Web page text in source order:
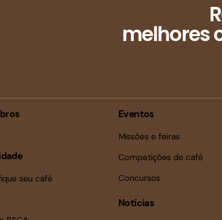
melhores
seu café
Eventos
Missões e feiras
Competições de café
Concursos
Notícias